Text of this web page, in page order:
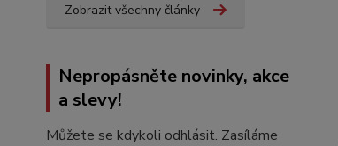
Zobrazit všechny články
Nepropásněte novinky, akce
a slevy!
Můžete se kdykoli odhlásit. Zasíláme